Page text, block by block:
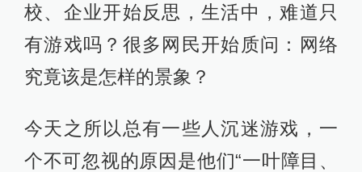
校、企业开始反思，生活中，难道只
有游戏吗？很多网民开始质问：网络
究竟该是怎样的景象？
今天之所以总有一些人沉迷游戏，一
个不可忽视的原因是他们“一叶障目、